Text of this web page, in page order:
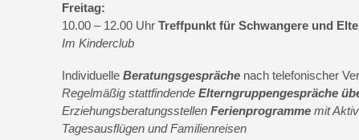
Freitag:
10.00 – 12.00 UhrTreffpunkt für Schwangere und
Im Kinderclub
IndividuelleBeratungsgespräche nach telefonischer
Regelmäßig stattfindendeElterngruppengespräche
ErziehungsberatungsstellenFerienprogramme mit
Tagesausflügen und Familienreisen